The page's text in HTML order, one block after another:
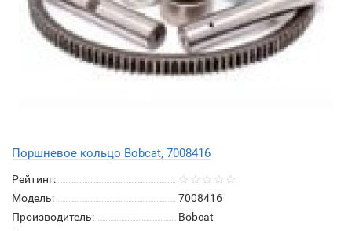
Поршневое кольцо Bobcat, 7008416
Рейтинг:
Модель:
7008416
Производитель:
Bobcat